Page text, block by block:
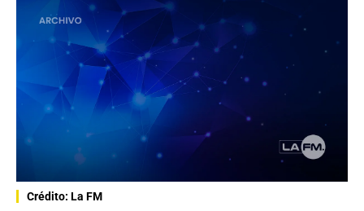
Crédito: La FM